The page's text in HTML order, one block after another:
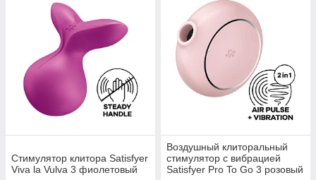
Стимулятор клитора Satisfyer
Viva la Vulva 3 фиолетовый
Воздушный клиторальный
стимулятор с вибрацией
Satisfyer Pro To Go 3 розовый